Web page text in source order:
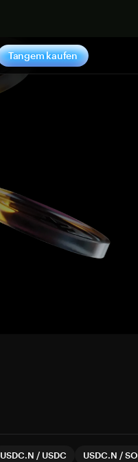
Tangem kaufen
USDC.N / USDC USDC.N /